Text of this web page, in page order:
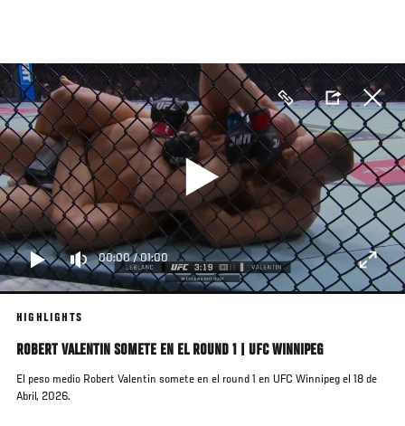
contenido
principal
00:00/01:00
HIGHLIGHTS
ROBERT VALENTIN SOMETE EN EL ROUND 1 | UFC WINNIPEG
El peso medio Robert Valentin somete en el round 1 en UFC Winnipeg el 18 de
Abril, 2026.